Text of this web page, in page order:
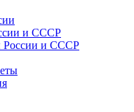
и СССР
России и СССР